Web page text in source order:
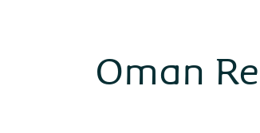
Oman